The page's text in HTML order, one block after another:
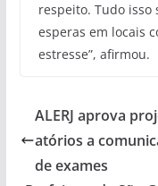
respeito. Tudo
esperas em locais
estresse”, afirmou.
ALERJ aprova
atórios a
de exames